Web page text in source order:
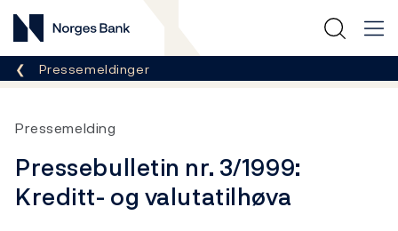
Norges Bank
Her er du nå:
Pressemeldinger
Pressemelding
Pressebulletin nr. 3/1999:
Kreditt- og valutatilhøva